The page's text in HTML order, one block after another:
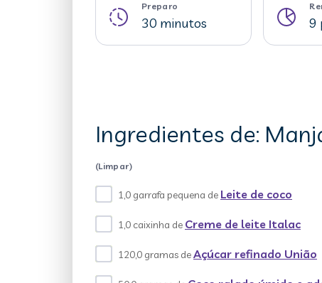
Preparo
30 minutos 9
Ingredientes de:
(Limpar)
1,0 garrafa pequena de Leite de coco
1,0 caixinha de Creme de leite Italac
120,0 gramas deAçúcar refinado União